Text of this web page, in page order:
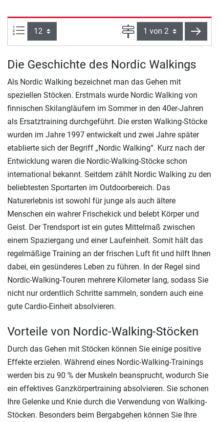
Artikel pro Seite: Seite
Die Geschichte des Nordic Walkings
Als Nordic Walking bezeichnet man das Gehen mit
speziellen Stöcken. Erstmals wurde Nordic Walking von
finnischen Skilangläufern im Sommer in den 40er-Jahren
als Ersatztraining durchgeführt. Die ersten Walking-Stöcke
wurden im Jahre 1997 entwickelt und zwei Jahre später
etablierte sich der Begriff „Nordic Walking“. Kurz nach der
Entwicklung waren die Nordic-Walking-Stöcke schon
international bekannt. Seitdem zählt Nordic Walking zu den
beliebtesten Sportarten im Outdoorbereich. Das
Naturerlebnis ist sowohl für junge als auch ältere
Menschen ein wahrer Frischekick und belebt Körper und
Geist. Der Trendsport ist ein gutes Mittelmaß zwischen
einem Spaziergang und einer Laufeinheit. Somit hält das
regelmäßige Training an der frischen Luft fit und hilft Ihnen
dabei, ein gesünderes Leben zu führen. In der Regel sind
Nordic-Walking-Touren mehrere Kilometer lang, sodass Sie
nicht nur ordentlich Schritte sammeln, sondern auch eine
gute Cardio-Einheit absolvieren.
Vorteile von Nordic-Walking-Stöcken
Durch das Gehen mit Stöcken können Sie einige positive
Effekte erzielen. Während eines Nordic-Walking-Trainings
werden bis zu 90 % der Muskeln beansprucht, wodurch Sie
ein effektives Ganzkörpertraining absolvieren. Sie schonen
Ihre Gelenke und Knie durch die Verwendung von Walking-
Stöcken. Besonders beim Bergabgehen können Sie Ihre